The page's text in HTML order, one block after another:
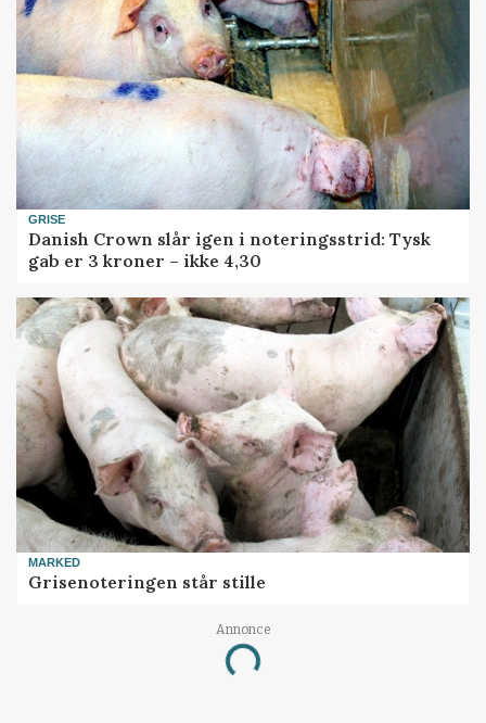
GRISE
Danish Crown slår igen i noteringsstrid: Tysk
gab er 3 kroner – ikke 4,30
MARKED
Grisenoteringen står stille
Annonce
Loading...